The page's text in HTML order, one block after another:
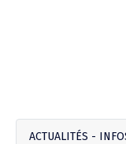
ACTUALITÉS -